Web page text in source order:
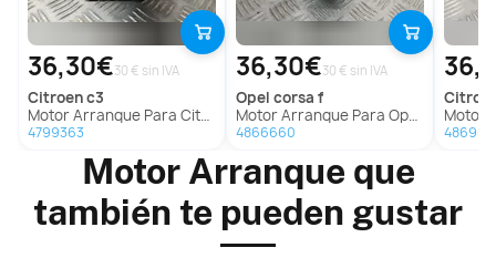
36,30€30 € sin IVA
citroenc3
Motor Arranque Para Citroen C3
4799363
36,30€30 € sin IVA
opel corsa f
Motor Arranque Para Opel Corsa F
4866660
Motor
Motor Arranque que
también te pueden gustar